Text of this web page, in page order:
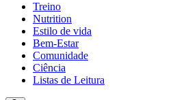
Treino
Nutrition
Estilo de vida
Bem-Estar
Comunidade
Ciência
Listas de Leitura